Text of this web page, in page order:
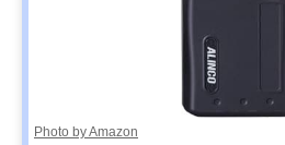
Photo by Amazon